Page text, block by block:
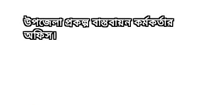
উপজেলা প্রকল্প বাস্তবায়ন কর্মকর্তার
অফিস।